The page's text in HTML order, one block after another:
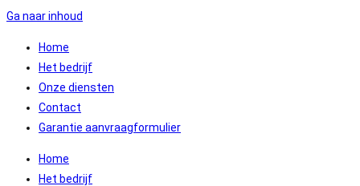
Ga naar inhoud
Home
Het bedrijf
Onze diensten
Contact
Garantie aanvraagformulier
Home
Het bedrijf